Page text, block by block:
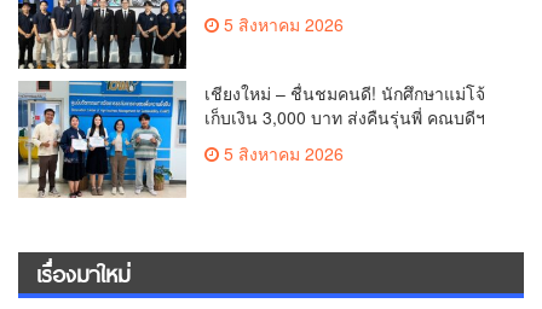
5 สิงหาคม 2026
เชียงใหม่ – ชื่นชมคนดี! นักศึกษาแม่โจ้
เก็บเงิน 3,000 บาท ส่งคืนรุ่นพี่ คณบดีฯ
มอบเกียรติบัตรเชิดชู “ลูกแม่โจ้เลิศน้ำใจ”
5 สิงหาคม 2026
เรื่องมาใหม่